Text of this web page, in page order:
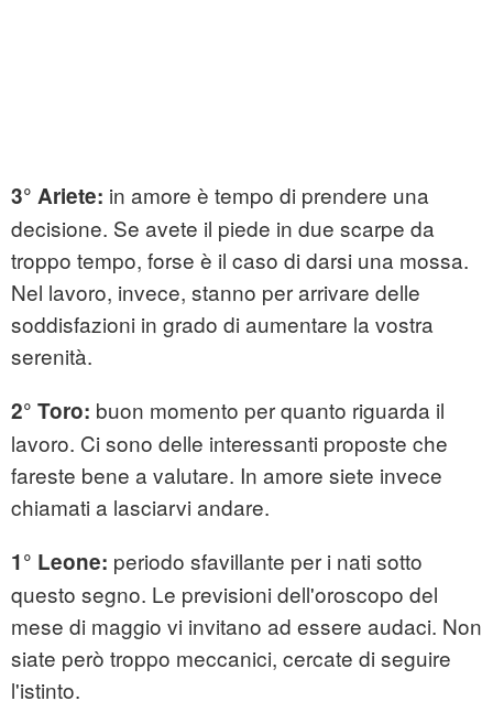
3° Ariete: in amore è tempo di prendere una
decisione. Se avete il piede in due scarpe da
troppo tempo, forse è il caso di darsi una mossa.
Nel lavoro, invece, stanno per arrivare delle
soddisfazioni in grado di aumentare la vostra
serenità.
2° Toro: buon momento per quanto riguarda il
lavoro. Ci sono delle interessanti proposte che
fareste bene a valutare. In amore siete invece
chiamati a lasciarvi andare.
1° Leone: periodo sfavillante per i nati sotto
questo segno. Le previsioni dell'oroscopo del
mese di maggio vi invitano ad essere audaci. Non
siate però troppo meccanici, cercate di seguire
l'istinto.